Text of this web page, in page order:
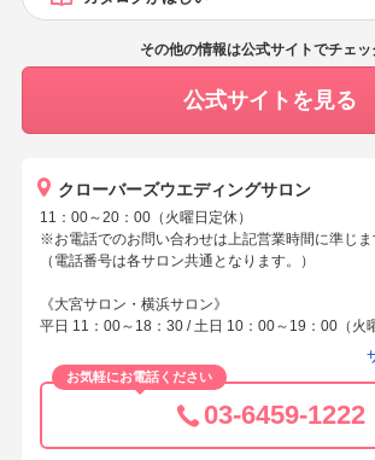
その他の情報は公式サイトでチェッ
公式サイトを見る
クローバーズウエディングサロン
11：00～20：00（火曜日定休）
※お電話でのお問い合わせは上記営業時間に準じま
（電話番号は各サロン共通となります。）
《大宮サロン・横浜サロン》
平日 11：00～18：30 / 土日 10：00～19：00（火
お気軽にお電話ください
03-6459-1222